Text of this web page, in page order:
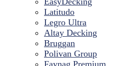
Latitudo
Legro Ultra
Altay Decking
Bruggan
Polivan Group
Faynag Premium